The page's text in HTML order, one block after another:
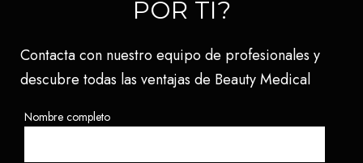
POR TI?
Contacta con nuestro equipo de profesionales y
descubre todas las ventajas de Beauty Medical
Nombre completo